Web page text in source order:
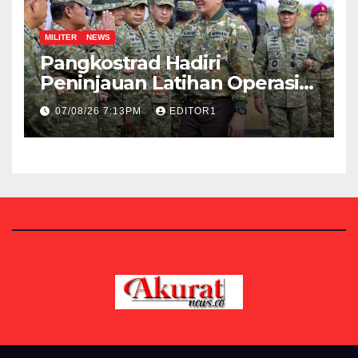
MILITER NEWS
Pangkostrad Hadiri
Peninjauan Latihan Operasi
Terintegrasi TNI 2026 di
Kepulauan Riau
07/08/26 7:13PM EDITOR1